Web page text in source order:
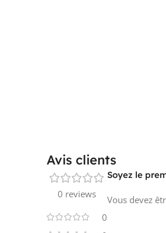
Avis clients
0 reviews
0
Soyez le
Vous devez